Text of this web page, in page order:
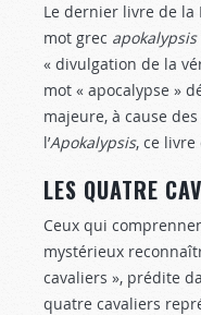
Le dernier livre de la
mot grec apokalypsis
« divulgation de la
mot « apocalypse »
majeure, à cause
l’Apokalypsis, ce livre
LES QUATRE
Ceux qui
mystérieux
cavaliers », prédite
quatre cavaliers